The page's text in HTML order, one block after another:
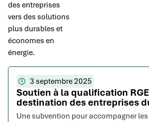
des entreprises
vers des solutions
plus durables et
économes en
énergie.
3 septembre 2025
Soutien à la qualification
destination des entreprises
Une subvention pour accompagner